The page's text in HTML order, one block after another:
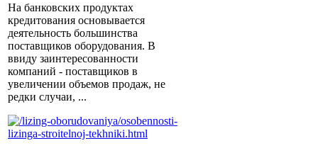
На банковских продуктах
кредитования основывается
деятельность большинства
поставщиков оборудования. В
ввиду заинтересованности
компаний - поставщиков в
увеличении объемов продаж, не
редки случаи, ...